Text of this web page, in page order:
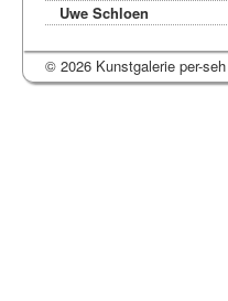
Uwe Schloen
© 2026 Kunstgalerie per-seh